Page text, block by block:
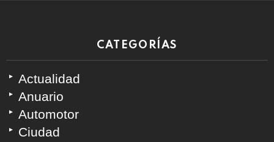
CATEGORÍAS
Actualidad
Anuario
Automotor
Ciudad